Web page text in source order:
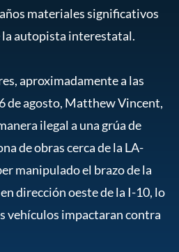
materiales significativos
autopista interestatal.
aproximadamente a las
de agosto, Matthew Vincent,
ilegal a una grúa de
de obras cerca de la LA-
manipulado el brazo de la
dirección oeste de la I-10, lo
vehículos impactaran contra